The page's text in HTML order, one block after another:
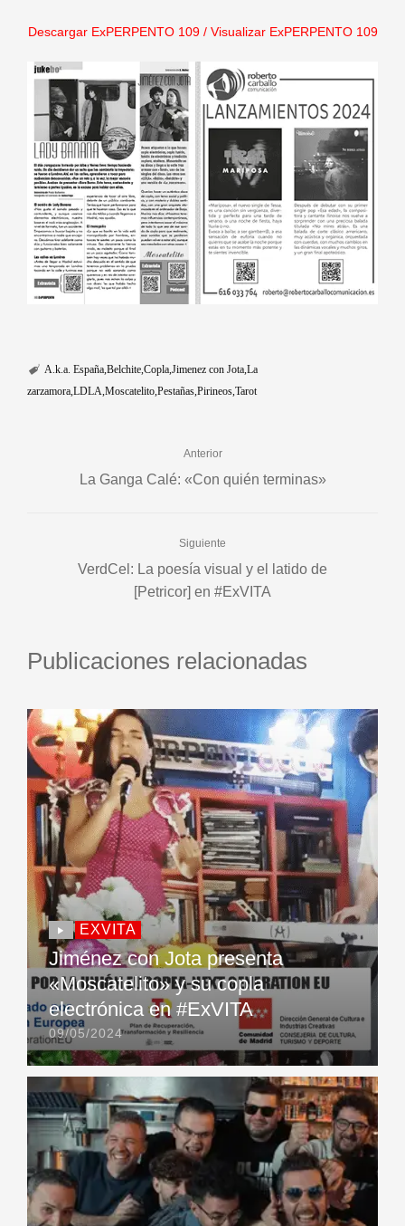
Descargar ExPERPENTO 109/ Visualizar ExPERPENTO 109
A.k.a. España Belchite Copla Jimenez con Jota La
zarzamora LDLA Moscatelito Pestañas Pirineos Tarot
Anterior
La Ganga Calé: «Con quién terminas»
Siguiente
VerdCel: La poesía visual y el latido de
[Petricor] en #ExVITA
Publicaciones relacionadas
EXVITA
Jiménez con Jota presenta
«Moscatelito» y su copla
electrónica en #ExVITA
09/05/2024